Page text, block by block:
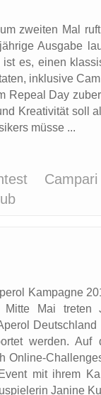
zweiten Mal
Ausgabe
ist es, einen
inklusive
Repeal Day
Kreativität soll
müsse ...
Campari
Kampagne
Mai treten
werden.
Online-
mit ihrem
Janine